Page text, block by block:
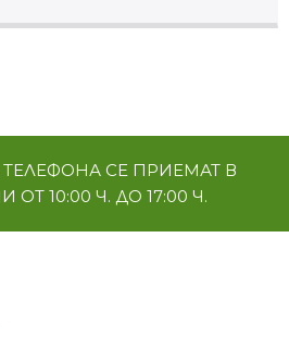
СЕ ПРИЕМАТ В
10:00 Ч. ДО 17:00 Ч.